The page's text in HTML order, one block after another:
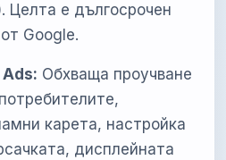
Целта е дългосрочен
Google.
Обхваща проучване
карета, настройка
дисплейната